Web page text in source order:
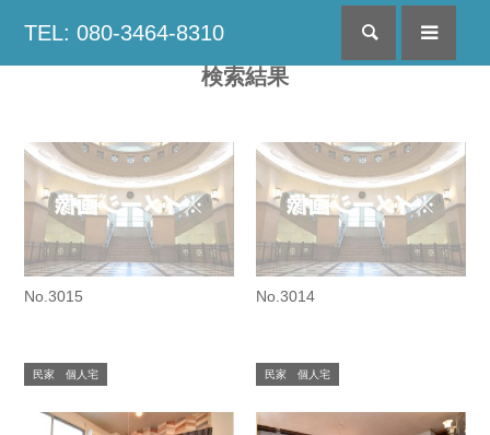
TEL: 080-3464-8310 検索
検索結果
No.3015
民家 個人宅
No.3014
民家 個人宅